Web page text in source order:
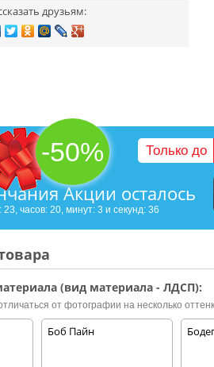
друзьям:
-50% Только до
Акции осталось
23, часов: 20, минут: 3 и секунд: 35
(вид материала - ЛДСП):
от фотографии на несколько
Боб Пайн